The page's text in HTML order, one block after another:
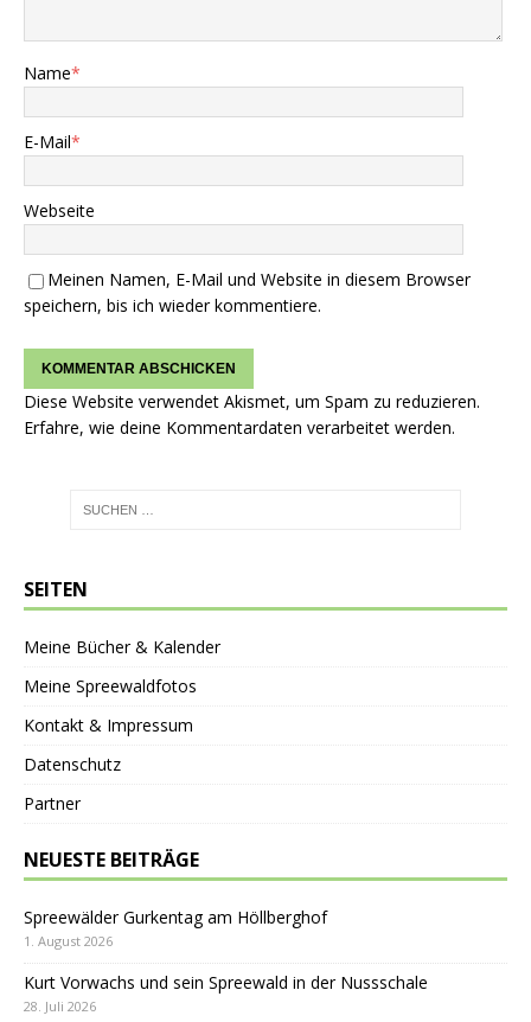
Name*
E-Mail*
Webseite
Meinen Namen, E-Mail und Website in diesem Browser
speichern, bis ich wieder kommentiere.
Diese Website verwendet Akismet, um Spam zu reduzieren.
Erfahre, wie deine Kommentardaten verarbeitet werden.
SEITEN
Meine Bücher & Kalender
Meine Spreewaldfotos
Kontakt & Impressum
Datenschutz
Partner
NEUESTE BEITRÄGE
Spreewälder Gurkentag am Höllberghof
1. August 2026
Kurt Vorwachs und sein Spreewald in der Nussschale
28. Juli 2026